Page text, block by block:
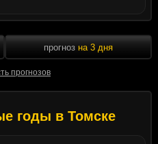
прогнозов
прогноз на 3 дня
годы в Томске